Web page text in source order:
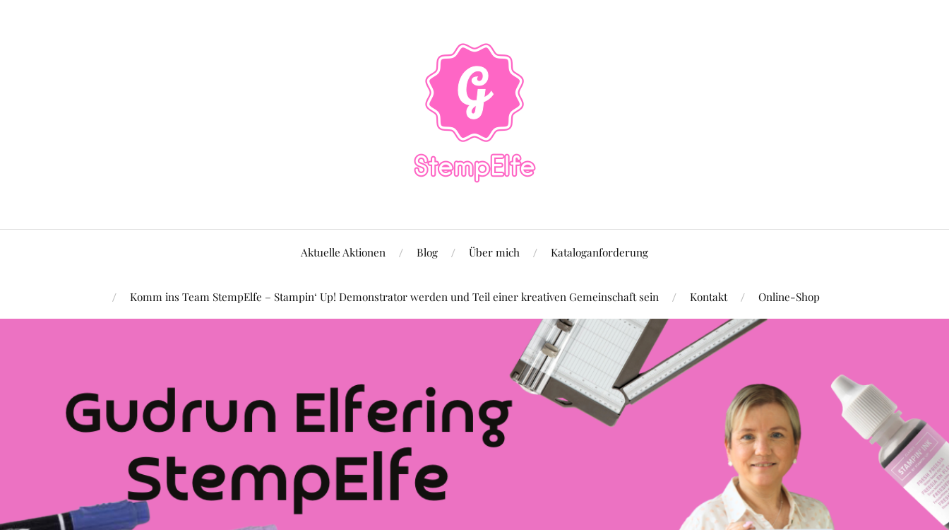
Aktuelle Aktionen Blog Über mich Kataloganforderung
Komm ins Team StempElfe – Stampin‘ Up! Demonstrator werden und Teil einer kreativen Gemeinschaft sein Kontakt Online-Shop